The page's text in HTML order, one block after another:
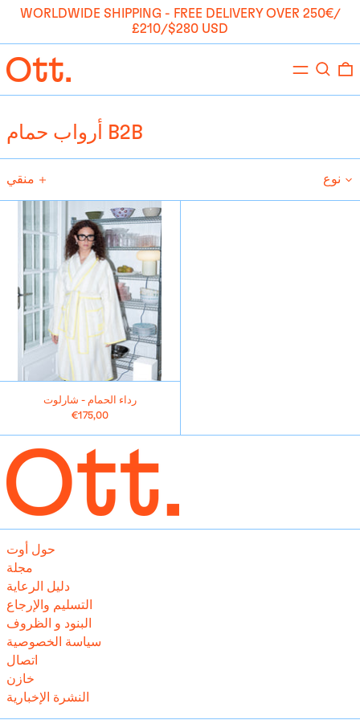
WORLDWIDE SHIPPING - FREE DELIVERY OVER 250€/
£210/$280 USD
قائمةيبحث
أرواب حمام B2B
منقي نوع
رداء
الحمام
-
شارلوت
رداء الحمام - شارلوت
€175,00
حول أوت
مجلة
دليل الرعاية
التسليم والإرجاع
البنود و الظروف
سياسة الخصوصية
اتصال
خازن
النشرة الإخبارية
آيسلندا (ISK kr)
أرمينيا (EUR €)
أستراليا (AUD $)
أفغانستان (EUR €)
ألبانيا (ALL L)
أنغويلا (XCD $)